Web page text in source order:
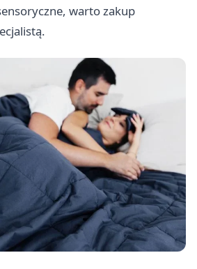
warto zakup